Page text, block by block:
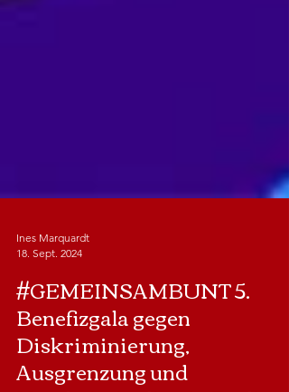
18. Sept. 2024
#GEMEINSAMBUNT 5.
Benefizgala gegen
Diskriminierung,